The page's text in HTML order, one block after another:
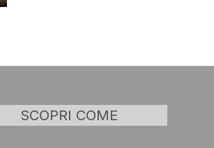
SCOPRI COME